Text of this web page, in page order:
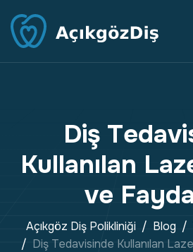
Diş Tedavi
Kullanılan Laz
ve Fayda
Açıkgöz Diş Polikliniği Blog
Diş Tedavisinde Kullanılan